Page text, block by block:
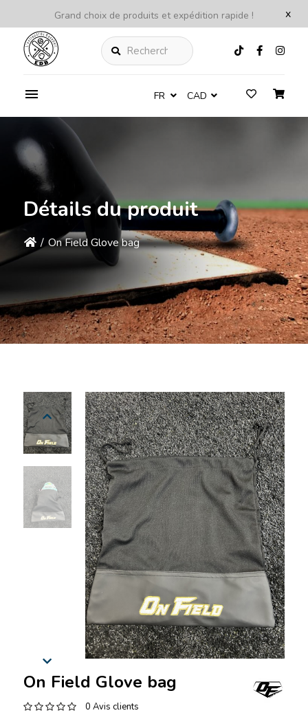
x
Grand choix de produits et expédition rapide !
Rechercher
FR CAD
Détails du produit
/ On Field Glove bag
On Field Glove bag
0 Avis clients